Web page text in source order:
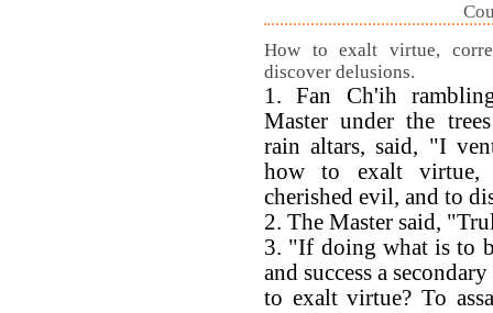
How to exalt virtue,
discover delusions.
1. Fan Ch'ih
Master under the
rain altars, said, "I
how to exalt virtue,
cherished evil, and to
2. The Master said,
3. "If doing what is to
and success a
to exalt virtue? To